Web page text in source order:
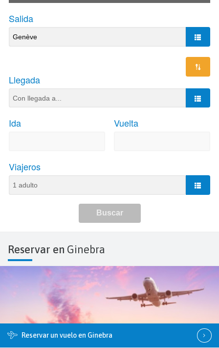
Reservar en Ginebra
Reservar un vuelo en Ginebra